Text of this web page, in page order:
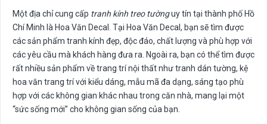
Một địa chỉ cung cấp tranh kính treo tườnguy tín tại thành phố Hồ
Chí Minh là Hoa Văn Decal. Tại Hoa Văn Decal, bạn sẽ tìm được
các sản phẩm tranh kính đẹp, độc đáo, chất lượng và phù hợp với
các yêu cầu mà khách hàng đưa ra. Ngoài ra, bạn có thể tìm được
rất nhiều sản phẩm về trang trí nội thất như tranh dán tường, kệ
hoa văn trang trí với kiểu dáng, mẫu mã đa dạng, sáng tạo phù
hợp với các không gian khác nhau trong căn nhà, mang lại một
“sức sống mới” cho không gian sống của bạn.